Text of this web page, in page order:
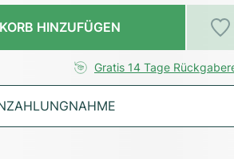
HINZUFÜGEN
Gratis 14 Tage